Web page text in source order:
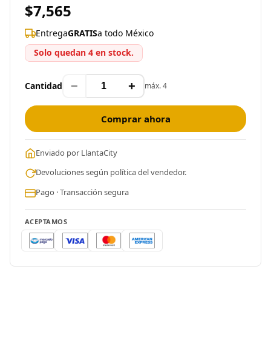
$7,565
EntregaGRATISa todo México
Solo quedan 4 en stock.
Cantidad − + máx. 4
Comprar ahora
Enviado por LlantaCity
Devoluciones según política del vendedor.
Pago · Transacción segura
ACEPTAMOS